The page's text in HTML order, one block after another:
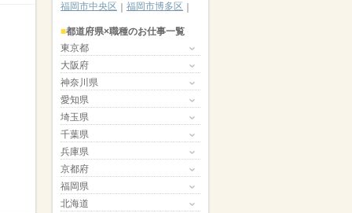
福岡市中央区
福岡市博多区
都道府県×職種のお仕事一覧
東京都
大阪府
神奈川県
愛知県
埼玉県
千葉県
兵庫県
京都府
福岡県
北海道